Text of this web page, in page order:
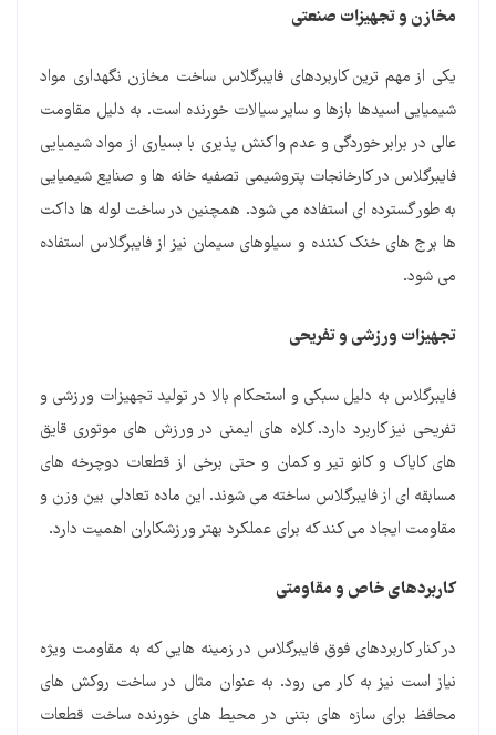
مخازن و تجهیزات صنعتی
یکی از مهم ترین کاربردهای فایبرگلاس ساخت مخازن نگهداری مواد
شیمیایی اسیدها بازها و سایر سیالات خورنده است. به دلیل مقاومت
عالی در برابر خوردگی و عدم واکنش پذیری با بسیاری از مواد شیمیایی
فایبرگلاس در کارخانجات پتروشیمی تصفیه خانه ها و صنایع شیمیایی
به طور گسترده ای استفاده می شود. همچنین در ساخت لوله ها داکت
ها برج های خنک کننده و سیلوهای سیمان نیز از فایبرگلاس استفاده
می شود.
تجهیزات ورزشی و تفریحی
فایبرگلاس به دلیل سبکی و استحکام بالا در تولید تجهیزات ورزشی و
تفریحی نیز کاربرد دارد. کلاه های ایمنی در ورزش های موتوری قایق
های کایاک و کانو تیر و کمان و حتی برخی از قطعات دوچرخه های
مسابقه ای از فایبرگلاس ساخته می شوند. این ماده تعادلی بین وزن و
مقاومت ایجاد می کند که برای عملکرد بهتر ورزشکاران اهمیت دارد.
کاربردهای خاص و مقاومتی
در کنار کاربردهای فوق فایبرگلاس در زمینه هایی که به مقاومت ویژه
نیاز است نیز به کار می رود. به عنوان مثال در ساخت روکش های
محافظ برای سازه های بتنی در محیط های خورنده ساخت قطعات